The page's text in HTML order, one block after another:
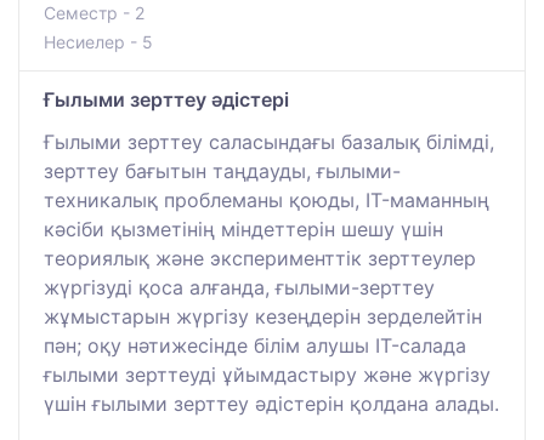
Семестр - 2
Несиелер - 5
Ғылыми зерттеу әдістері
Ғылыми зерттеу саласындағы базалық білімді,
зерттеу бағытын таңдауды, ғылыми-
техникалық проблеманы қоюды, IT-маманның
кәсіби қызметінің міндеттерін шешу үшін
теориялық және эксперименттік зерттеулер
жүргізуді қоса алғанда, ғылыми-зерттеу
жұмыстарын жүргізу кезеңдерін зерделейтін
пән; оқу нәтижесінде білім алушы IT-салада
ғылыми зерттеуді ұйымдастыру және жүргізу
үшін ғылыми зерттеу әдістерін қолдана алады.